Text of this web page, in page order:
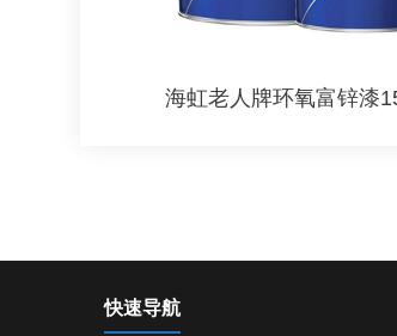
海虹老人牌环氧富锌漆
快速导航